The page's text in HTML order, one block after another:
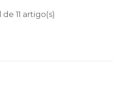
11 artigo(s)